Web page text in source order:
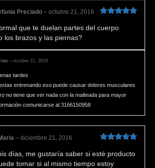
5de 5
Preciado – octubre 21, 2016
que te duelan partes del cuerpo
los brazos y las piernas?
– octubre 21, 2016
tardes
entrenando eso puede causar dolores musculares
no tiene que ver nada con la malteada para mayor
comunicarse al 3166150958
5de 5
– diciembre 21, 2016
días, me gustaría saber si esté producto
tomar si al mismo tiempo estoy